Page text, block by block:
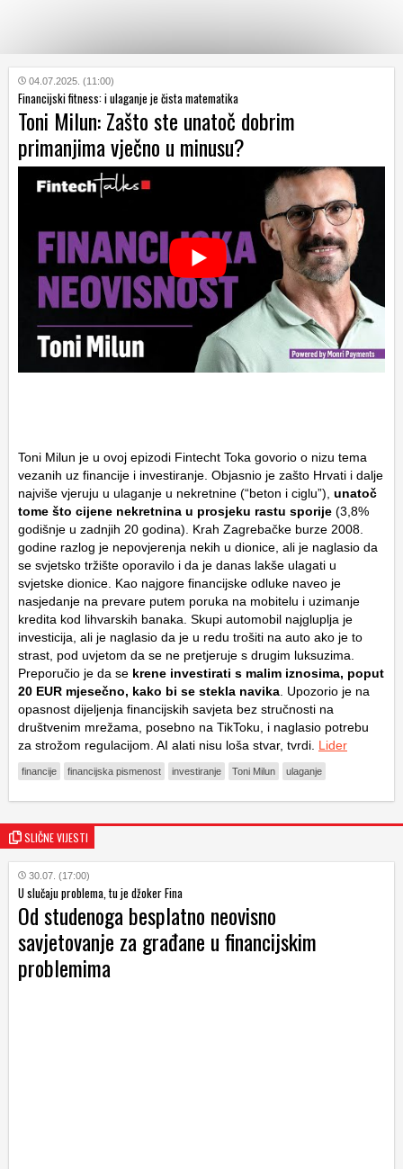
KATEGORIJE
HRVATSKI
WEB
04.07.2025. (11:00)
Financijski fitness: i ulaganje je čista matematika
Toni Milun: Zašto ste unatoč dobrim
primanjima vječno u minusu?
Toni Milun je u ovoj epizodi Fintecht Toka govorio o nizu tema
vezanih uz financije i investiranje. Objasnio je zašto Hrvati i dalje
najviše vjeruju u ulaganje u nekretnine (“beton i ciglu”), unatoč
tome što cijene nekretnina u prosjeku rastu sporije (3,8%
godišnje u zadnjih 20 godina). Krah Zagrebačke burze 2008.
godine razlog je nepovjerenja nekih u dionice, ali je naglasio da
se svjetsko tržište oporavilo i da je danas lakše ulagati u
svjetske dionice. Kao najgore financijske odluke naveo je
nasjedanje na prevare putem poruka na mobitelu i uzimanje
kredita kod lihvarskih banaka. Skupi automobil najgluplja je
investicija, ali je naglasio da je u redu trošiti na auto ako je to
strast, pod uvjetom da se ne pretjeruje s drugim luksuzima.
Preporučio je da se krene investirati s malim iznosima, poput
20 EUR mjesečno, kako bi se stekla navika . Upozorio je na
opasnost dijeljenja financijskih savjeta bez stručnosti na
društvenim mrežama, posebno na TikToku, i naglasio potrebu
za strožom regulacijom. AI alati nisu loša stvar, tvrdi. Lider
financije financijska pismenost investiranje Toni Milun ulaganje
SLIČNE VIJESTI
30.07. (17:00)
U slučaju problema, tu je džoker Fina
Od studenoga besplatno neovisno
savjetovanje za građane u financijskim
problemima